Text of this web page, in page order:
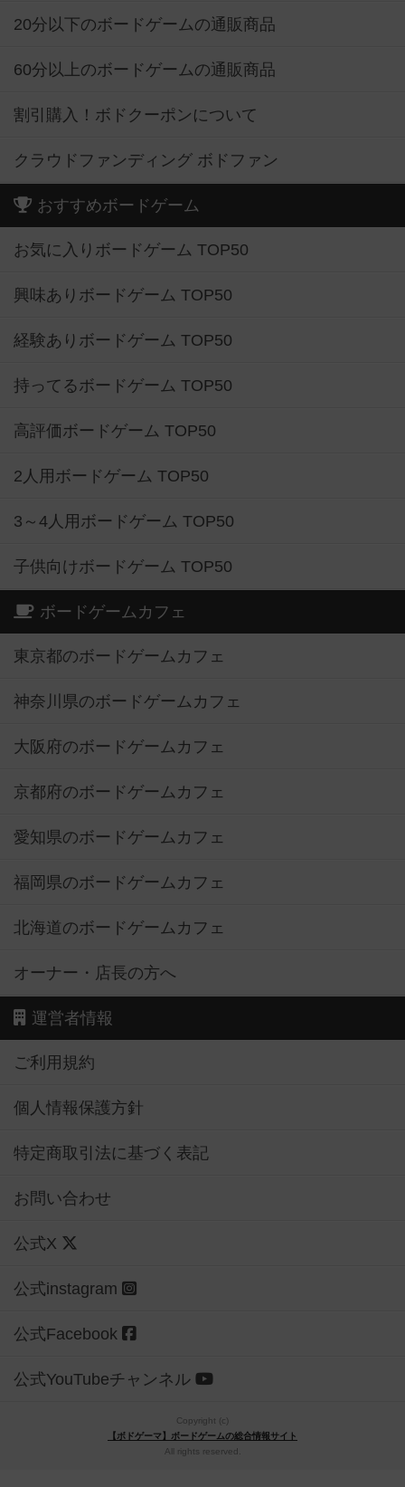
20分以下のボードゲームの通販商品
60分以上のボードゲームの通販商品
割引購入！ボドクーポンについて
クラウドファンディング ボドファン
おすすめボードゲーム
お気に入りボードゲーム TOP50
興味ありボードゲーム TOP50
経験ありボードゲーム TOP50
持ってるボードゲーム TOP50
高評価ボードゲーム TOP50
2人用ボードゲーム TOP50
3～4人用ボードゲーム TOP50
子供向けボードゲーム TOP50
ボードゲームカフェ
東京都のボードゲームカフェ
神奈川県のボードゲームカフェ
大阪府のボードゲームカフェ
京都府のボードゲームカフェ
愛知県のボードゲームカフェ
福岡県のボードゲームカフェ
北海道のボードゲームカフェ
オーナー・店長の方へ
運営者情報
ご利用規約
個人情報保護方針
特定商取引法に基づく表記
お問い合わせ
公式X
公式instagram
公式Facebook
公式YouTubeチャンネル
Copyright (c)
【ボドゲーマ】ボードゲームの総合情報サイト
All rights reserved.